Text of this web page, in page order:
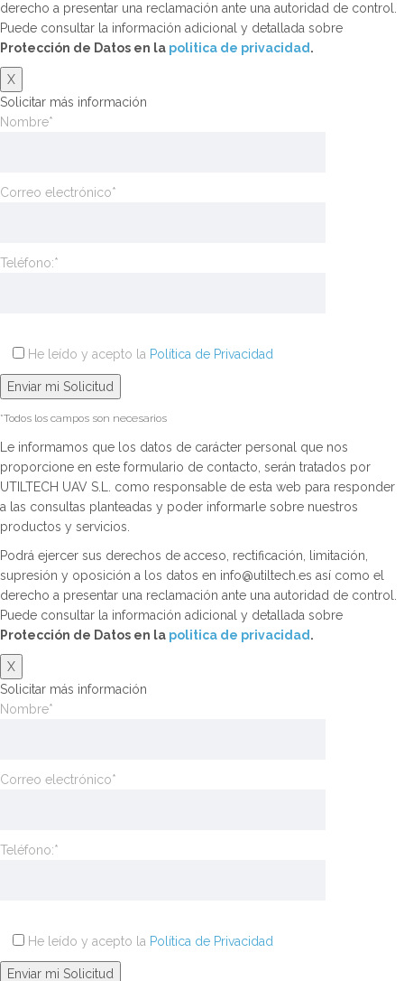
derecho a presentar una reclamación ante una autoridad de control.
Puede consultar la información adicional y detallada sobre
Protección de Datos en la politica de privacidad .
X
Solicitar más información
Nombre*
Correo electrónico*
Teléfono:*
He leído y acepto la Política de Privacidad
*Todos los campos son necesarios
Le informamos que los datos de carácter personal que nos
proporcione en este formulario de contacto, serán tratados por
UTILTECH UAV S.L. como responsable de esta web para responder
a las consultas planteadas y poder informarle sobre nuestros
productos y servicios.
Podrá ejercer sus derechos de acceso, rectificación, limitación,
supresión y oposición a los datos en info@utiltech.es así como el
derecho a presentar una reclamación ante una autoridad de control.
Puede consultar la información adicional y detallada sobre
Protección de Datos en la politica de privacidad .
X
Solicitar más información
Nombre*
Correo electrónico*
Teléfono:*
He leído y acepto la Política de Privacidad